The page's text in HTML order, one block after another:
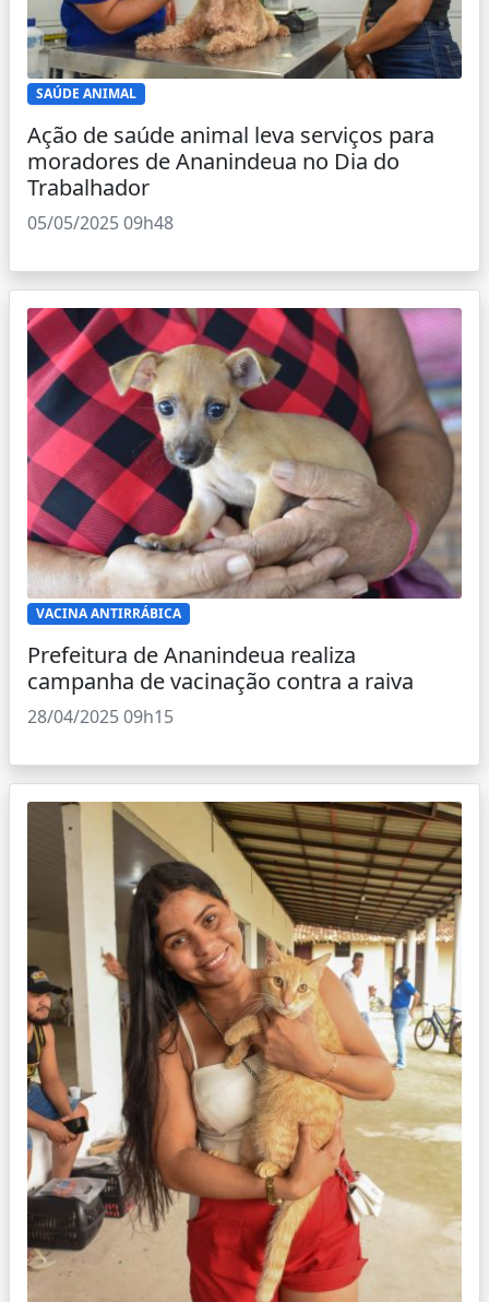
SAÚDE ANIMAL
Ação de saúde animal leva serviços para
moradores de Ananindeua no Dia do
Trabalhador
05/05/2025 09h48
VACINA ANTIRRÁBICA
Prefeitura de Ananindeua realiza
campanha de vacinação contra a raiva
28/04/2025 09h15